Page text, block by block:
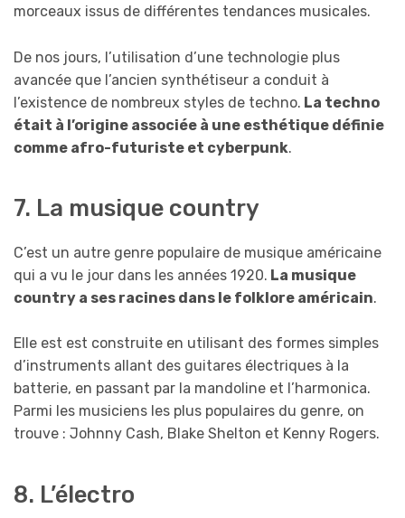
morceaux issus de différentes tendances musicales.
De nos jours, l’utilisation d’une technologie plus
avancée que l’ancien synthétiseur a conduit à
l’existence de nombreux styles de techno. La techno
était à l’origine associée à une esthétique définie
comme afro-futuriste et cyberpunk.
7. La musique country
C’est un autre genre populaire de musique américaine
qui a vu le jour dans les années 1920. La musique
country a ses racines dans le folklore américain.
Elle est est construite en utilisant des formes simples
d’instruments allant des guitares électriques à la
batterie, en passant par la mandoline et l’harmonica.
Parmi les musiciens les plus populaires du genre, on
trouve : Johnny Cash, Blake Shelton et Kenny Rogers.
8. L’électro